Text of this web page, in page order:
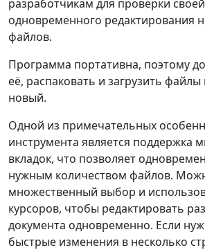
разработчикам для проверки
одновременного редактирования
файлов.
Программа портативна, поэтому
её, распаковать и загрузить
новый.
Одной из примечательных
инструмента является поддержка
вкладок, что позволяет
нужным количеством файлов.
множественный выбор и
курсоров, чтобы редактировать
документа одновременно. Если
быстрые изменения в несколько